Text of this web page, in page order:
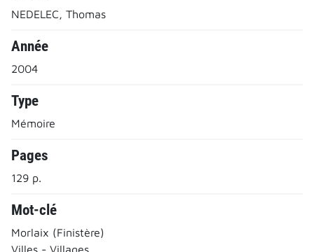
NEDELEC, Thomas
Année
2004
Type
Mémoire
Pages
129 p.
Mot-clé
Morlaix (Finistère)
Villes - Villages